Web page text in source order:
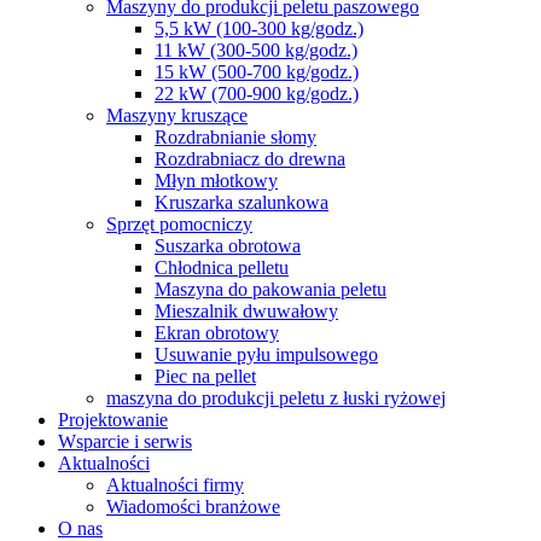
Maszyny do produkcji peletu paszowego
5,5 kW (100-300 kg/godz.)
11 kW (300-500 kg/godz.)
15 kW (500-700 kg/godz.)
22 kW (700-900 kg/godz.)
Maszyny kruszące
Rozdrabnianie słomy
Rozdrabniacz do drewna
Młyn młotkowy
Kruszarka szalunkowa
Sprzęt pomocniczy
Suszarka obrotowa
Chłodnica pelletu
Maszyna do pakowania peletu
Mieszalnik dwuwałowy
Ekran obrotowy
Usuwanie pyłu impulsowego
Piec na pellet
maszyna do produkcji peletu z łuski ryżowej
Projektowanie
Wsparcie i serwis
Aktualności
Aktualności firmy
Wiadomości branżowe
O nas